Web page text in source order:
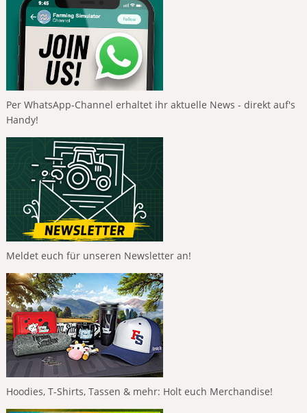
Per WhatsApp-Channel erhaltet ihr aktuelle News - direkt auf's
Handy!
Meldet euch für unseren Newsletter an!
Hoodies, T-Shirts, Tassen & mehr: Holt euch Merchandise!